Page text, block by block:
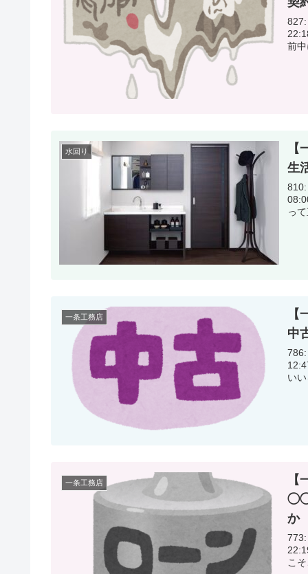
827:
22:18:34.22 4月に単価
前
水回り
生
810:
08:00:36.60 2階に手洗
一条工務店
中
786:
12:47:34.51 お金持ち
一条工務店
か
773:
22:19:06.81 グランセ
こ